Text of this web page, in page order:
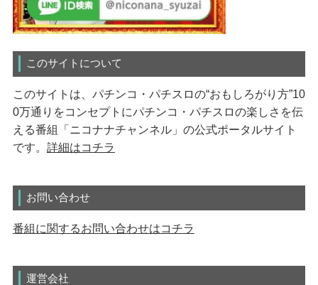
このサイトについて
このサイトは、パチンコ・パチスロの“おもしろがり方”10
0万通りをコンセプトにパチンコ・パチスロの楽しさを伝
える番組「ニコナナチャンネル」の公式ポータルサイト
です。 詳細はコチラ
お問い合わせ
番組に関するお問い合わせはコチラ
運営会社